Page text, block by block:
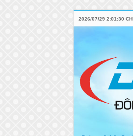
2026/07/29 2:01:30